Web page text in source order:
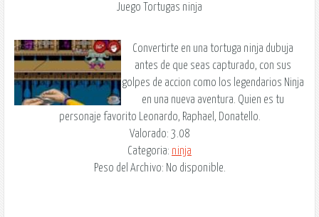
Juego Tortugas ninja
Convertirte en una tortuga ninja dubuja
antes de que seas capturado, con sus
golpes de accion como los legendarios Ninja
en una nueva aventura. Quien es tu
personaje favorito Leonardo, Raphael, Donatello.
Valorado: 3.08
Categoria: ninja
Peso del Archivo: No disponible.